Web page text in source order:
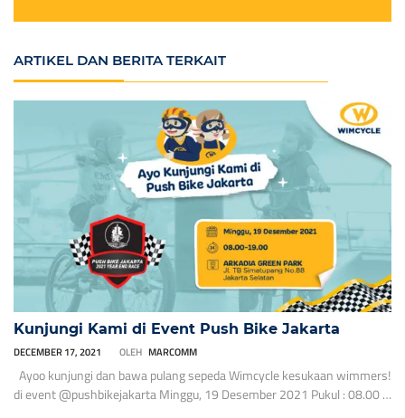
ARTIKEL DAN BERITA TERKAIT
Kunjungi Kami di Event Push Bike Jakarta
DECEMBER 17, 2021 OLEH MARCOMM
Ayoo kunjungi dan bawa pulang sepeda Wimcycle kesukaan wimmers!
di event @pushbikejakarta Minggu, 19 Desember 2021 Pukul : 08.00 –